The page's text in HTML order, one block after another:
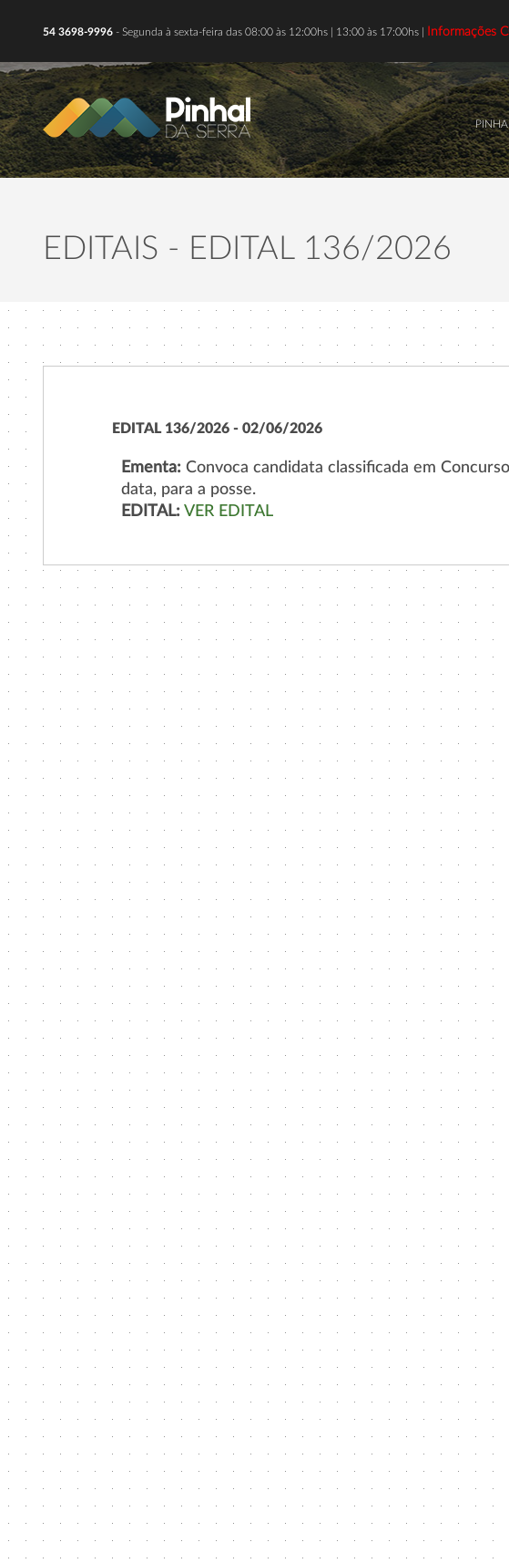
54 3698-9996 - Segunda à sexta-feira das 08:00 às 12:00hs | 13:00 às 17:00hs | Informações
EDITAIS - EDITAL 136/2026
EDITAL 136/2026 - 02/06/2026
Ementa:Convoca candidata classificada em
data, para a posse.
EDITAL: VER EDITAL